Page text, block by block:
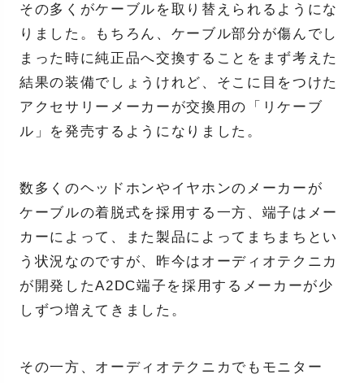
その多くがケーブルを取り替えられるようにな
りました。もちろん、ケーブル部分が傷んでし
まった時に純正品へ交換することをまず考えた
結果の装備でしょうけれど、そこに目をつけた
アクセサリーメーカーが交換用の「リケーブ
ル」を発売するようになりました。
数多くのヘッドホンやイヤホンのメーカーが
ケーブルの着脱式を採用する一方、端子はメー
カーによって、また製品によってまちまちとい
う状況なのですが、昨今はオーディオテクニカ
が開発したA2DC端子を採用するメーカーが少
しずつ増えてきました。
その一方、オーディオテクニカでもモニター